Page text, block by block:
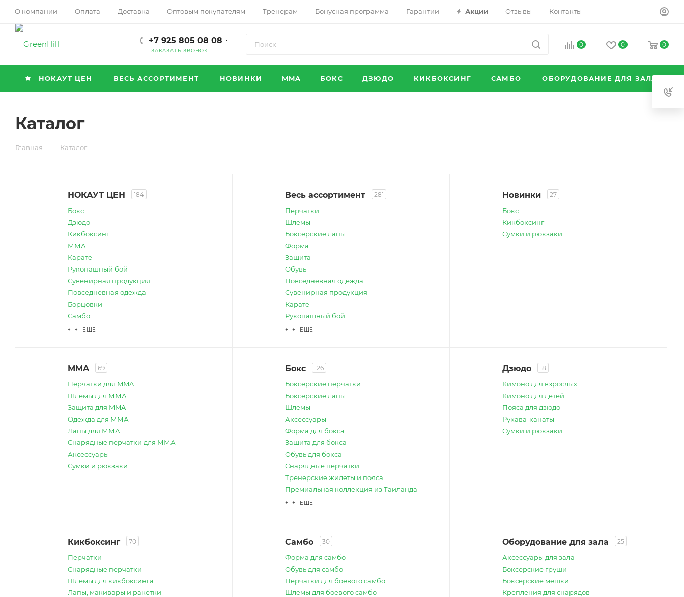
О компании Оплата Доставка Оптовым покупателям Тренерам Бонусная программа Гарантии Акции Отзывы Контакты
+7 925 805 08 08
ЗАКАЗАТЬ ЗВОНОК
0 0 0
НОКАУТ ЦЕН ВЕСЬ АССОРТИМЕНТ НОВИНКИ MMA БОКС ДЗЮДО КИКБОКСИНГ САМБО ОБОРУДОВАНИЕ ДЛЯ ЗАЛА
Каталог
Главная — Каталог
НОКАУТ ЦЕН 184
Бокс
Дзюдо
Кикбоксинг
ММА
Карате
Рукопашный бой
Сувенирная продукция
Повседневная одежда
Борцовки
Самбо
+ + ЕЩЕ
Весь ассортимент 281
Перчатки
Шлемы
Боксёрские лапы
Форма
Защита
Обувь
Повседневная одежда
Сувенирная продукция
Карате
Рукопашный бой
+ + ЕЩЕ
Новинки 27
Бокс
Кикбоксинг
Сумки и рюкзаки
MMA 69
Перчатки для MMA
Шлемы для ММА
Защита для MMA
Одежда для ММА
Лапы для ММА
Снарядные перчатки для ММА
Аксессуары
Сумки и рюкзаки
Бокс 126
Боксерские перчатки
Боксёрские лапы
Шлемы
Аксессуары
Форма для бокса
Защита для бокса
Обувь для бокса
Снарядные перчатки
Тренерские жилеты и пояса
Премиальная коллекция из Таиланда
+ + ЕЩЕ
Дзюдо 18
Кимоно для взрослых
Кимоно для детей
Пояса для дзюдо
Рукава-канаты
Сумки и рюкзаки
Кикбоксинг 70
Перчатки
Снарядные перчатки
Шлемы для кикбоксинга
Лапы, макивары и ракетки
Самбо 30
Форма для самбо
Обувь для самбо
Перчатки для боевого самбо
Шлемы для боевого самбо
Оборудование для зала 25
Аксессуары для зала
Боксерские груши
Боксерские мешки
Крепления для снарядов